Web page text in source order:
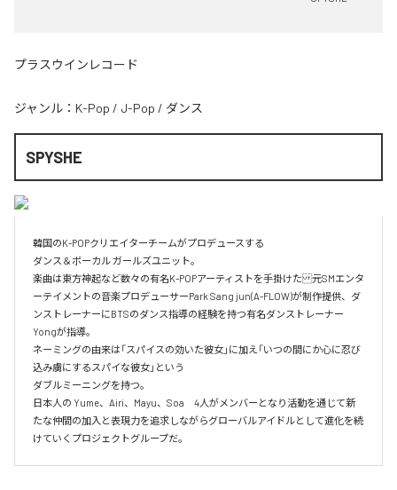
プラスウインレコード
ジャンル： K-Pop / J-Pop / ダンス
SPYSHE
韓国のK-POPクリエイターチームがプロデュースする
ダンス＆ボーカル ガールズユニット。
楽曲は東方神起など数々の有名K-POPアーティストを手掛けた元SMエンタ
ーテイメントの音楽プロデューサーPark Sang jun(A-FLOW)が制作提供、ダ
ンストレーナーにBTSのダンス指導の経験を持つ有名ダンストレーナー
Yongが指導。
ネーミングの由来は「スパイスの効いた彼女」に加え「いつの間にか心に忍び
込み虜にするスパイな彼女」という
ダブルミーニングを持つ。
日本人の Yume、Airi、Mayu、Soa　4人がメンバーとなり活動を通じて新
たな仲間の加入と表現力を追求しながらグローバルアイドルとして進化を続
けていくプロジェクトグループだ。